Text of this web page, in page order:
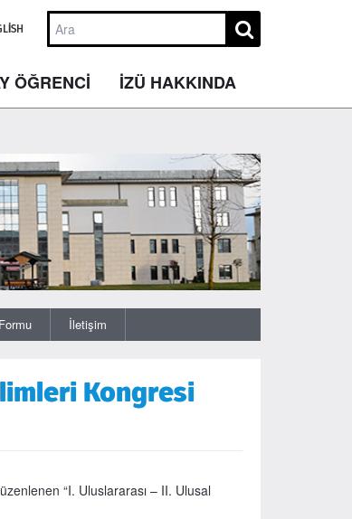
ÖĞRENCİ İZÜ HAKKINDA
İletişim
Kongresi
“I. Uluslararası – II. Ulusal